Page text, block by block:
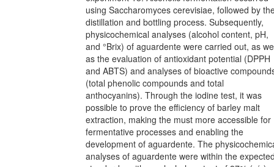
using Saccharomyces cerevisiae, followed by
distillation and bottling process. Subsequently,
physicochemical analyses (alcohol content, pH,
and °Brix) of aguardente were carried out, as
as the evaluation of antioxidant potential (DPPH
and ABTS) and analyses of bioactive
(total phenolic compounds and total
anthocyanins). Through the iodine test, it was
possible to prove the efficiency of barley malt
extraction, making the must more accessible for
fermentative processes and enabling the
development of aguardente. The
analyses of aguardente were within the